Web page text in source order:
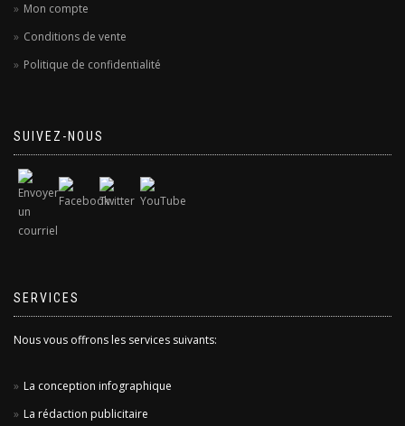
Mon compte
Conditions de vente
Politique de confidentialité
SUIVEZ-NOUS
SERVICES
Nous vous offrons les services suivants:
La conception infographique
La rédaction publicitaire